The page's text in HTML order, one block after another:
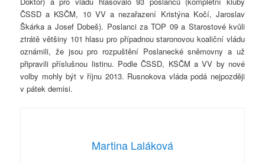
ČSSD a KSČM, 10 VV a nezařazení Kristýna Kočí, Jaroslav
Škárka a Josef Dobeš). Poslanci za TOP 09 a Starostové kvůli
ztrátě většiny 101 hlasu pro případnou staronovou koaliční vládu
oznámili, že jsou pro rozpuštění Poslanecké sněmovny a už
připravili příslušnou listinu. Podle ČSSD, KSČM a VV by nové
volby mohly být v říjnu 2013. Rusnokova vláda podá nejpozději
v pátek demisi.
Martina Laláková